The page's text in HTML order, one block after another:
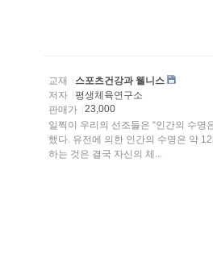
교재
스포츠건강과 웰니스
저자
평생체육연구소
판매가
23,000
일찍이 우리의 선조들은 “인간의 수명
했다. 유전에 의한 인간의 수명은 약
하는 것은 결국 자신의 체...